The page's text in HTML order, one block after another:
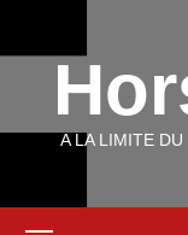
A LA LIMITE